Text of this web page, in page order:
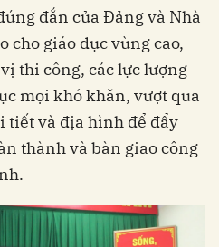
đắn của Đảng và Nhà
cho giáo dục vùng cao,
thi công, các lực lượng
mọi khó khăn, vượt qua
tiết và địa hình để đẩy
thành và bàn giao công